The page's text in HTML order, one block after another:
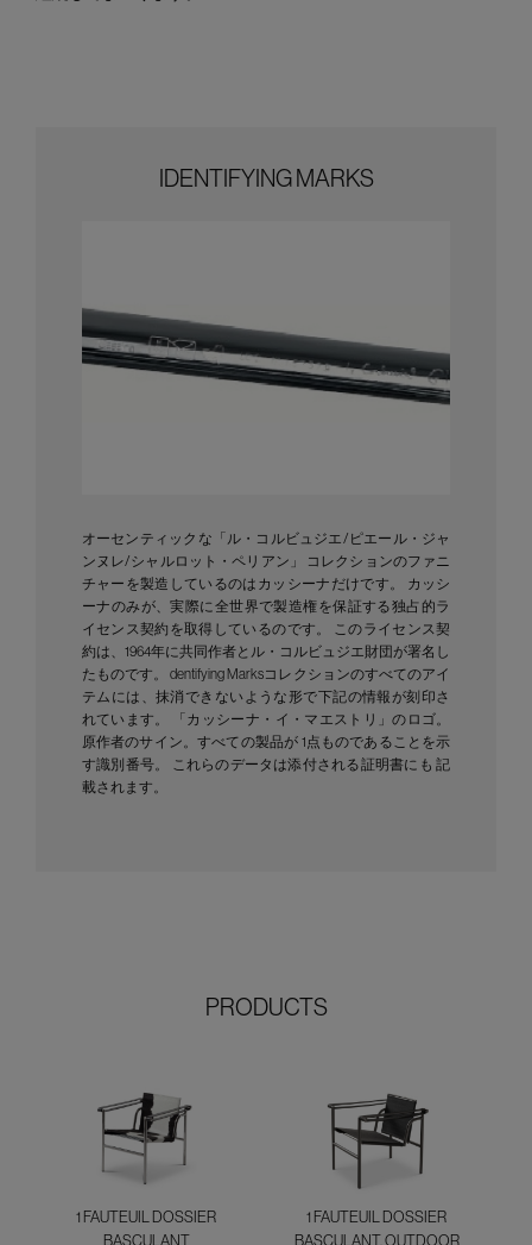
IDENTIFYING MARKS
オーセンティックな「ル・コルビュジエ/ピエール・ジャ
ンヌレ/シャルロット・ペリアン」 コレクションのファニ
チャーを製造しているのはカッシーナだけです。 カッシ
ーナのみが、実際に全世界で製造権を保証する独占的ラ
イセンス契約を取得しているのです。 このライセンス契
約は、1964年に共同作者とル・コルビュジエ財団が署名し
たものです。 dentifying Marksコレクションのすべてのアイ
テムには、抹消できないような形で下記の情報が刻印さ
れています。 「カッシーナ・イ・マエストリ」のロゴ。
原作者のサイン。すべての製品が 1点ものであることを示
す識別番号。 これらのデータは添付される証明書にも 記
載されます。
PRODUCTS
1 FAUTEUIL DOSSIER
BASCULANT
1 FAUTEUIL DOSSIER
BASCULANT, OUTDOOR